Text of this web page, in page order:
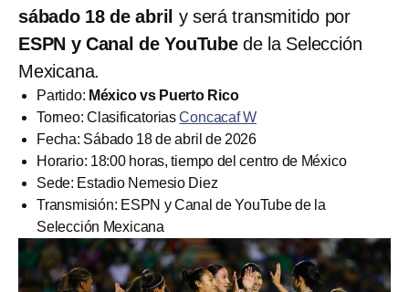
sábado 18 de abril y será transmitido por
ESPN y Canal de YouTubede la Selección
Mexicana.
Partido: México vs Puerto Rico
Torneo: ClasificatoriasConcacaf W
Fecha: Sábado 18 de abril de 2026
Horario: 18:00 horas, tiempo del centro de México
Sede: Estadio Nemesio Diez
Transmisión: ESPN y Canal de YouTube de la
Selección Mexicana